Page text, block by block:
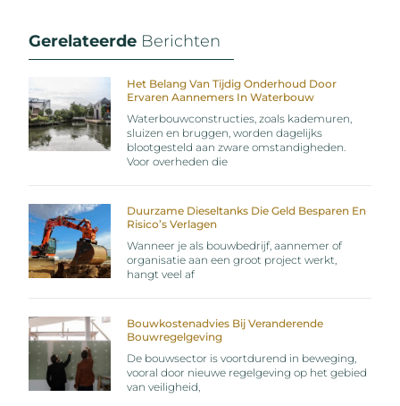
Gerelateerde Berichten
Het Belang Van Tijdig Onderhoud Door
Ervaren Aannemers In Waterbouw
Waterbouwconstructies, zoals kademuren,
sluizen en bruggen, worden dagelijks
blootgesteld aan zware omstandigheden.
Voor overheden die
Duurzame Dieseltanks Die Geld Besparen En
Risico’s Verlagen
Wanneer je als bouwbedrijf, aannemer of
organisatie aan een groot project werkt,
hangt veel af
Bouwkostenadvies Bij Veranderende
Bouwregelgeving
De bouwsector is voortdurend in beweging,
vooral door nieuwe regelgeving op het gebied
van veiligheid,